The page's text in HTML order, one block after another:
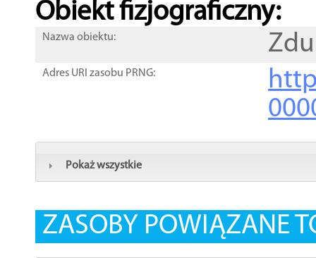
Obiekt fizjograficzny:
Nazwa obiektu:
Adres URI zasobu PRNG:
Pokaż wszystkie
ZASOBY POWIĄZANE